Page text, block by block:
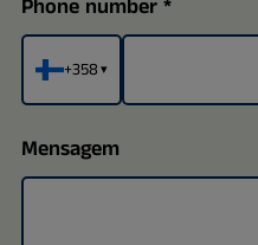
Phone number
+358▾
Mensagem